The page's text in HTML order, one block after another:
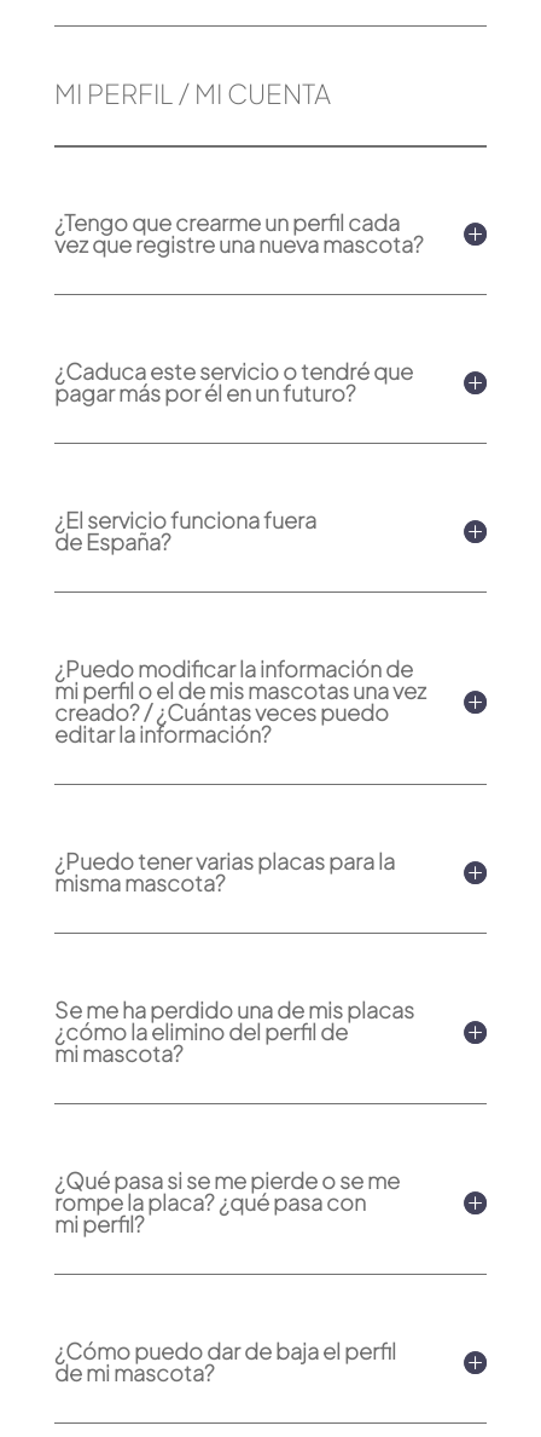
MI PERFIL / MI CUENTA
¿Tengo que crearme un perfil cada
vez que registre una nueva mascota?
¿Caduca este servicio o tendré que
pagar más por él en un futuro?
¿El servicio funciona fuera
de España?
¿Puedo modificar la información de
mi perfil o el de mis mascotas una vez
creado? / ¿Cuántas veces puedo
editar la información?
¿Puedo tener varias placas para la
misma mascota?
Se me ha perdido una de mis placas
¿cómo la elimino del perfil de
mi mascota?
¿Qué pasa si se me pierde o se me
rompe la placa? ¿qué pasa con
mi perfil?
¿Cómo puedo dar de baja el perfil
de mi mascota?